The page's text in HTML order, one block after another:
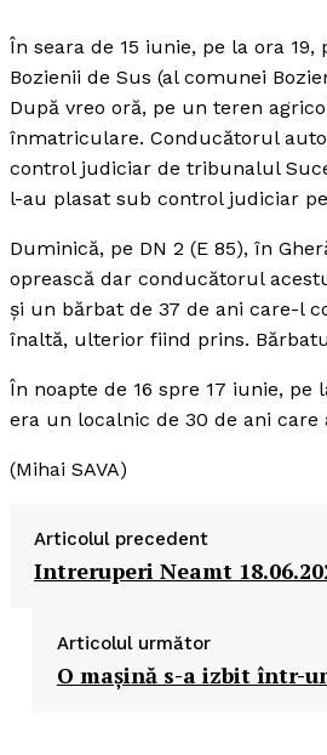
În seara de 15 iunie, pe la ora
Bozienii de Sus (al comunei
După vreo oră, pe un teren
înmatriculare. Conducătorul
control judiciar de tribunalul
l-au plasat sub control judiciar
Duminică, pe DN 2 (E 85), în
oprească dar conducătorul
şi un bărbat de 37 de ani care-l
înaltă, ulterior fiind prins.
În noapte de 16 spre 17 iunie,
era un localnic de 30 de ani
(Mihai SAVA)
Articolul precedent
Intreruperi Neamt
Articolul următor
O maşină s-a izbit într-